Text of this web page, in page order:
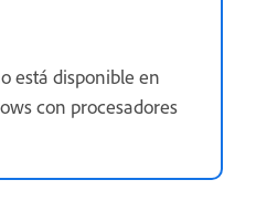
está disponible en
con procesadores